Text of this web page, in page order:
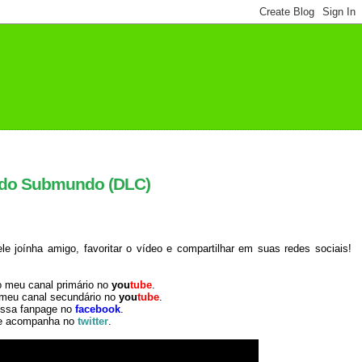
Submundo (DLC)
joínha amigo, favoritar o vídeo e compartilhar em suas redes sociais!
meu canal primário noyoutube.
canal secundário no youtube.
fanpage no facebook.
acompanha no twitter.